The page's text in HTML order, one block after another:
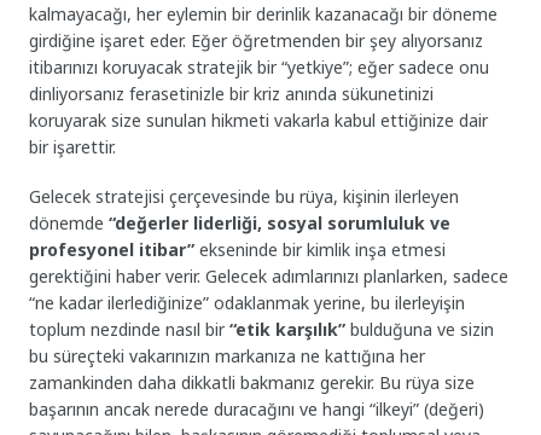
kalmayacağı, her eylemin bir derinlik kazanacağı bir döneme
girdiğine işaret eder. Eğer öğretmenden bir şey alıyorsanız
itibarınızı koruyacak stratejik bir “yetkiye”; eğer sadece onu
dinliyorsanız ferasetinizle bir kriz anında sükunetinizi
koruyarak size sunulan hikmeti vakarla kabul ettiğinize dair
bir işarettir.
Gelecek stratejisi çerçevesinde bu rüya, kişinin ilerleyen
dönemde“değerler liderliği, sosyal sorumluluk ve
profesyonel itibar” ekseninde bir kimlik inşa etmesi
gerektiğini haber verir. Gelecek adımlarınızı planlarken, sadece
“ne kadar ilerlediğinize” odaklanmak yerine, bu ilerleyişin
toplum nezdinde nasıl bir“etik karşılık” bulduğuna ve sizin
bu süreçteki vakarınızın markanıza ne kattığına her
zamankinden daha dikkatli bakmanız gerekir. Bu rüya size
başarının ancak nerede duracağını ve hangi “ilkeyi” (değeri)